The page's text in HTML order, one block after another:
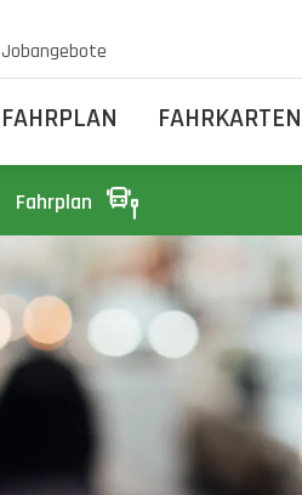
Jobangebote
FAHRPLAN FAHRKARTEN
Fahrplan